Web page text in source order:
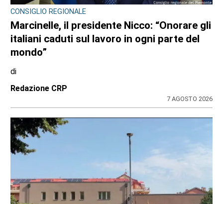
CONSIGLIO REGIONALE
Ambiente e conti pubblici al centro
dell’attività questa settimana in Consiglio
regionale
di
Redazione CRP